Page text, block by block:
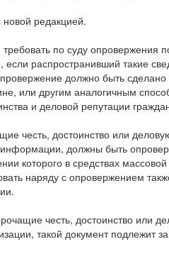
новой редакцией.
по суду опровержения
распространивший такие
должно быть
или другим аналогичным
и деловой репутации
честь, достоинство или
должны быть
которого в средствах
наряду с опровержением
честь, достоинство или
такой документ подлежит